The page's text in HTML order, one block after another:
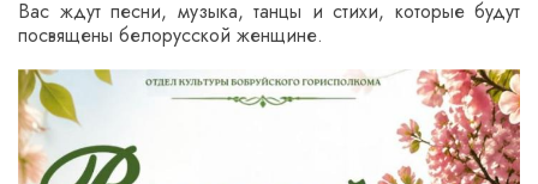
Вас ждут песни, музыка, танцы и стихи, которые будут
посвящены белорусской женщине.